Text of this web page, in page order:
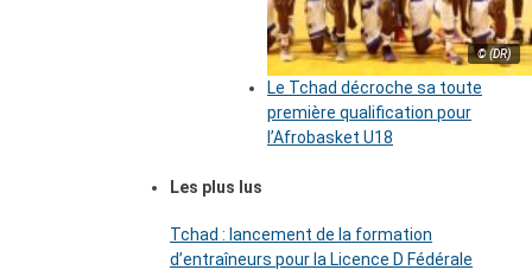
© (DR)
Le Tchad décroche sa toute
première qualification pour
l’Afrobasket U18
Les plus lus
Tchad : lancement de la formation
d’entraîneurs pour la Licence D Fédérale